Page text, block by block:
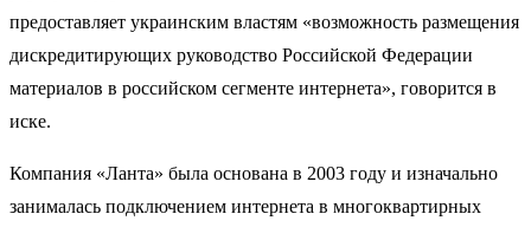
предоставляет украинским властям «возможность размещения
дискредитирующих руководство Российской Федерации
материалов в российском сегменте интернета», говорится в
иске.
Компания «Ланта» была основана в 2003 году и изначально
занималась подключением интернета в многоквартирных